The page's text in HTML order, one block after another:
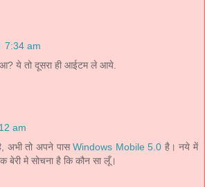
7:34 am
ये तो दूसरा ही आईटम ले आये.
am
अभी तो अपने पासWindows Mobile 5.0 है। नये में
बेरी मे सोचना है कि कौन सा लूँ।